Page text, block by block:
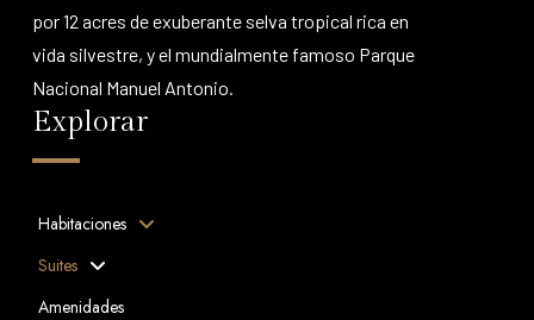
por 12 acres de exuberante selva tropical rica en
vida silvestre, y el mundialmente famoso Parque
Nacional Manuel Antonio.
Explorar
Habitaciones
Suites
Amenidades